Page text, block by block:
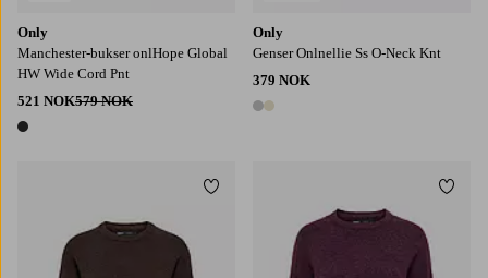
Only
Manchester-bukser onlHope Global
HW Wide Cord Pnt
521 NOK579 NOK
1 farge
Only
Genser Onlnellie Ss O-Neck Knt
379 NOK
2 farger
Legg til favoritter
XL